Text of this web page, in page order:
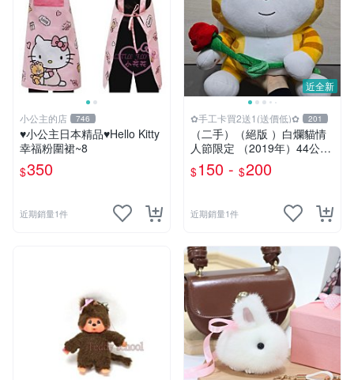
小公主的店 746
♥小公主日本精品♥Hello Kitty
幸福粉圍裙~8
$350
近期銷量1件
近全新
✿手工卡買2送1(送價低)✿ 201
（二手）（絕版 ）白爛貓情
人節限定 （2019年）44公分
大娃＆雞腿爛
$150 - $200
近期銷量1件